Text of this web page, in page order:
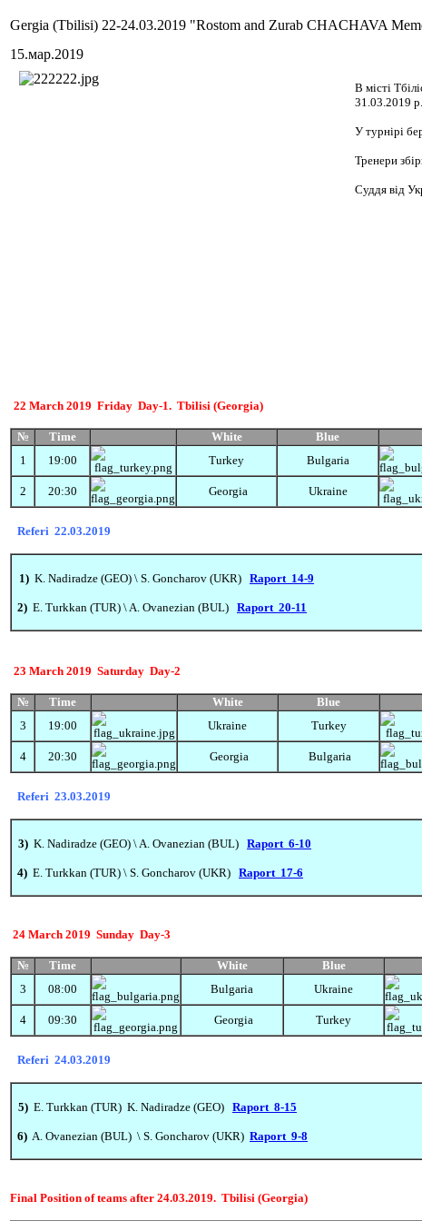
Gergia (Tbilisi) 22-24.03.2019 "Rostom and Zurab CHACHAVA
15.мар.2019
В місті
31.03.2019
У турнірі
Тренери
Суддя від
22 March 2019 Friday Day-1. Tbilisi (Georgia)
№ Time White Blue
1
19:00 Turkey Bulgaria
2 20:30 Georgia Ukraine
Referi 22.03.2019
1) K. Nadiradze (GEO) \ S. Goncharov (UKR) Raport 14-9
2) E. Turkkan (TUR) \ A. Ovanezian (BUL) Raport 20-11
23 March 2019 Saturday Day-2
№ Time White Blue
3
19:00 Ukraine Turkey
4 20:30 Georgia Bulgaria
Referi 23.03.2019
3) K. Nadiradze (GEO) \A. Ovanezian (BUL) Raport 6-10
4) E. Turkkan (TUR) \ S. Goncharov (UKR) Raport 17-6
24 March 2019 Sunday Day-3
№ Time White Blue
3
08:00 Bulgaria Ukraine
4 09:30 Georgia Turkey
Referi 24.03.2019
5) E. Turkkan (TUR) K. Nadiradze (GEO) Raport 8-15
6) A. Ovanezian (BUL) \ S. Goncharov (UKR) Raport 9-8
Final Position of teams after 24.03.2019. Tbilisi (Georgia)